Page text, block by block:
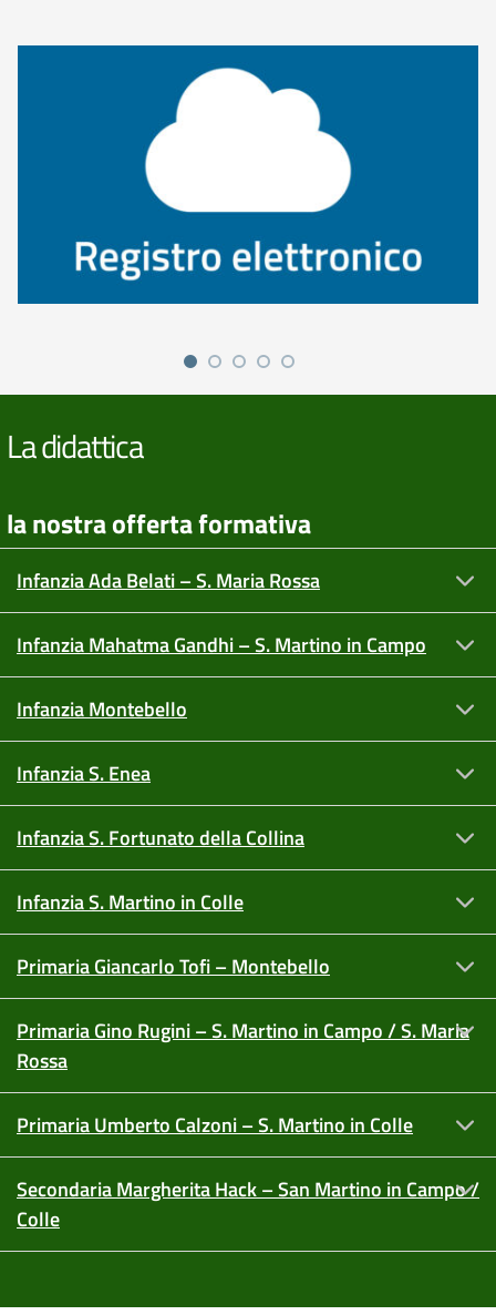
La didattica
la nostra offerta formativa
Infanzia Ada Belati – S. Maria Rossa
Infanzia Mahatma Gandhi – S. Martino in Campo
Infanzia Montebello
Infanzia S. Enea
Infanzia S. Fortunato della Collina
Infanzia S. Martino in Colle
Primaria Giancarlo Tofi – Montebello
Primaria Gino Rugini – S. Martino in Campo / S. Maria
Rossa
Primaria Umberto Calzoni – S. Martino in Colle
Secondaria Margherita Hack – San Martino in Campo /
Colle